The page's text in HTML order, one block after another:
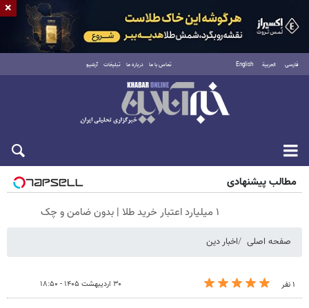
فارسی العربية English تماس با ما درباره ما تبلیغات آرشیو
پنجشنبه ۱۵ مرداد ۱۴۰۵
مطالب پیشنهادی
۱ میلیارد اعتبار خرید طلا | بدون ضامن و چک
صفحه اصلی اخبار دین
۱ نفر ۳۰ اردیبهشت ۱۴۰۵ - ۱۸:۵۰
×